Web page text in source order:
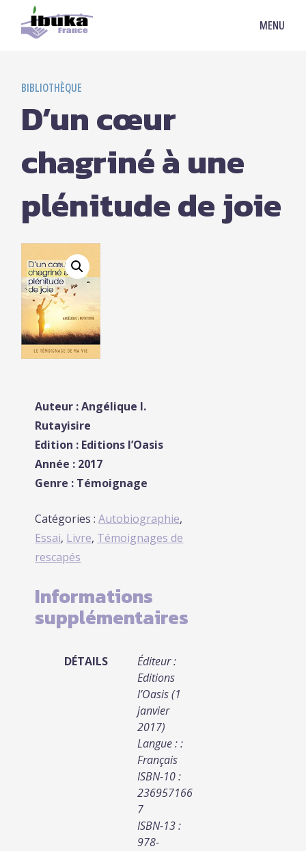
MENU
BIBLIOTHÈQUE
D’un cœur
chagriné à une
plénitude de joie
Auteur :Angélique I.
Rutayisire
Edition : Editions l’Oasis
Année : 2017
Genre : Témoignage
Catégories :Autobiographie,
Essai, Livre, Témoignages de
rescapés
Informations
supplémentaires
DÉTAILS
Éditeur :
Editions
l’Oasis (1
janvier
2017)
Langue : :
Français
ISBN-10 :
236957166
7
ISBN-13 :
978-